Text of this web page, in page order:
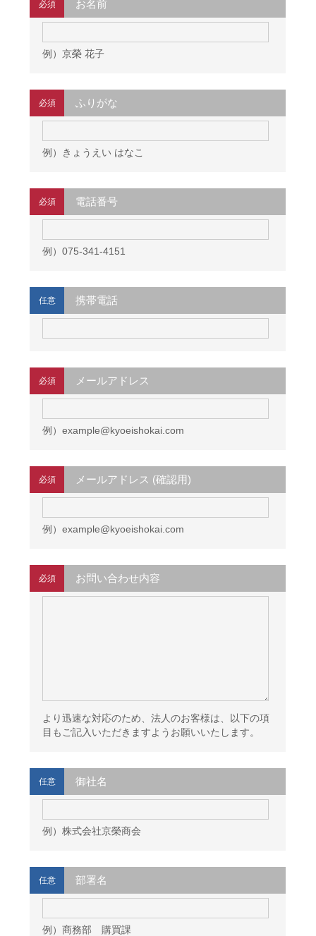
必須 お名前
例）京榮 花子
必須 ふりがな
例）きょうえい はなこ
必須 電話番号
例）075-341-4151
任意 携帯電話
必須 メールアドレス
例）example@kyoeishokai.com
必須 メールアドレス (確認用)
例）example@kyoeishokai.com
必須 お問い合わせ内容
より迅速な対応のため、法人のお客様は、以下の項
目もご記入いただきますようお願いいたします。
任意 御社名
例）株式会社京榮商会
任意 部署名
例）商務部 購買課